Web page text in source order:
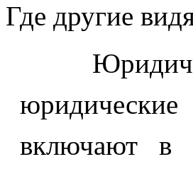
Где другие
включают в